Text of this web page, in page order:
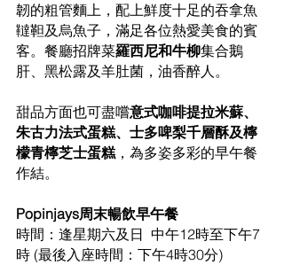
韌的粗管麵上，配上鮮度十足的吞拿魚
韃靼及烏魚子，滿足各位熱愛美食的賓
客。餐廳招牌菜羅西尼和牛柳集合鵝
肝、黑松露及羊肚菌，油香醉人。
甜品方面也可盡嚐意式咖啡提拉米蘇、
朱古力法式蛋糕、士多啤梨千層酥及檸
檬青檸芝士蛋糕，為多姿多彩的早午餐
作結。
Popinjays周末暢飲早午餐
時間：逢星期六及日  中午12時至下午7
時 (最後入座時間：下午4時30分)